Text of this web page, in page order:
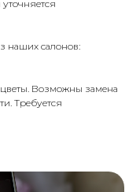
наших салонов:
цветы. Возможны замена
Требуется